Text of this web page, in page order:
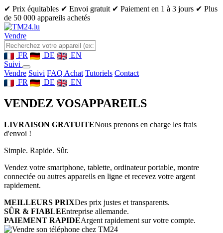
✔ Prix équitables ✔ Envoi gratuit ✔ Paiement en 1 à 3 jours ✔ Plus
de 50 000 appareils achetés
Vendre
FR DE
EN
Suivi
Vendre Suivi FAQ Achat Tutoriels Contact
FR
DE EN
VENDEZ VOSAPPAREILS
LIVRAISON GRATUITENous prenons en charge les frais
d'envoi !
Simple. Rapide. Sûr.
Vendez votre smartphone, tablette, ordinateur portable, montre
connectée ou autres appareils en ligne et recevez votre argent
rapidement.
MEILLEURS PRIXDes prix justes et transparents.
SÛR & FIABLEEntreprise allemande.
PAIEMENT RAPIDEArgent rapidement sur votre compte.